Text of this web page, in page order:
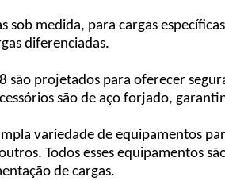
medida, para cargas
diferenciadas.
projetados para oferecer
são de aço forjado,
variedade de equipamentos
Todos esses equipamentos
de cargas.